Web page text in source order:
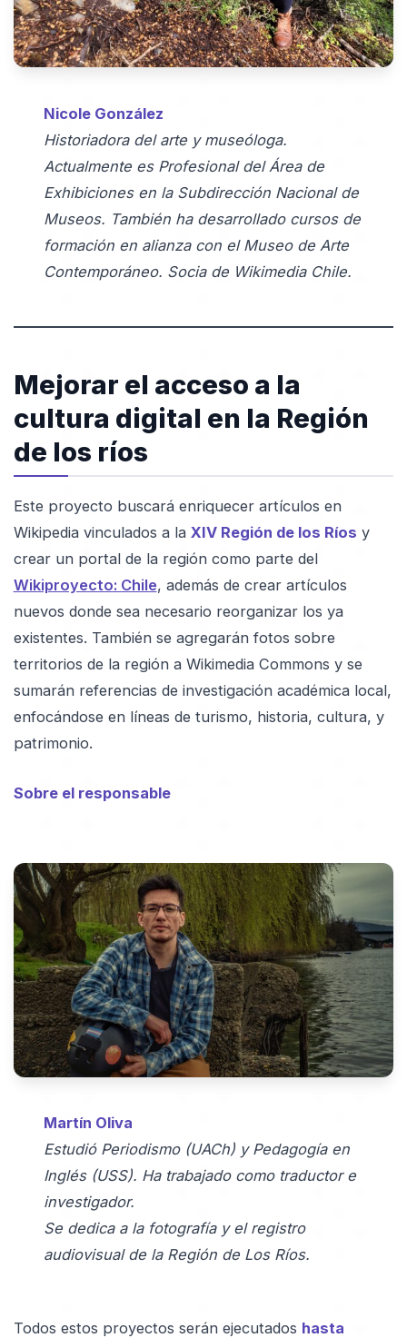
Nicole González
Historiadora del arte y museóloga.
Actualmente es Profesional del Área de
Exhibiciones en la Subdirección Nacional de
Museos. También ha desarrollado cursos de
formación en alianza con el Museo de Arte
Contemporáneo. Socia de Wikimedia Chile.
Mejorar el acceso a la
cultura digital en la Región
de los ríos
Este proyecto buscará enriquecer artículos en
Wikipedia vinculados a la XIV Región de los Ríos y
crear un portal de la región como parte del
Wikiproyecto: Chile, además de crear artículos
nuevos donde sea necesario reorganizar los ya
existentes. También se agregarán fotos sobre
territorios de la región a Wikimedia Commons y se
sumarán referencias de investigación académica local,
enfocándose en líneas de turismo, historia, cultura, y
patrimonio.
Sobre el responsable
Martín Oliva
Estudió Periodismo (UACh) y Pedagogía en
Inglés (USS). Ha trabajado como traductor e
investigador.
Se dedica a la fotografía y el registro
audiovisual de la Región de Los Ríos.
Todos estos proyectos serán ejecutados hasta